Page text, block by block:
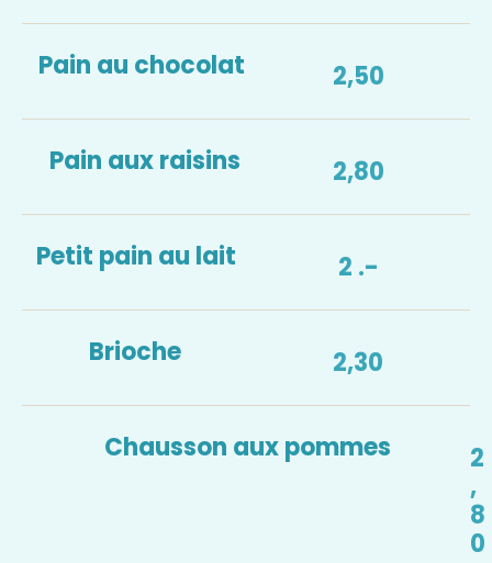
Pain au chocolat 2,50
Pain aux raisins 2,80
Petit pain au lait 2 .-
Brioche 2,30
Chausson aux pommes
2
,
8
0